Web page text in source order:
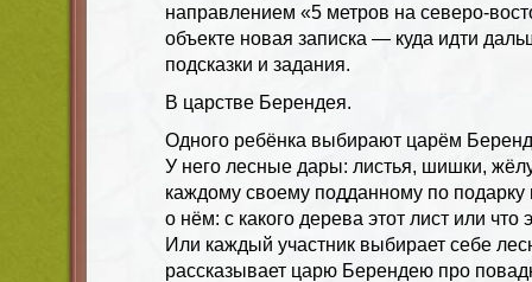
направлением «5 метров на северо-
объекте новая записка — куда идти
подсказки и задания.
В царстве Берендея.
Одного ребёнка выбирают царём
У него лесные дары: листья, шишки,
каждому своему подданному по подарку
о нём: с какого дерева этот лист или что
Или каждый участник выбирает себе
рассказывает царю Берендею про